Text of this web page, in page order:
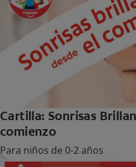
Cartilla: Sonrisas
comienzo
Para niños de 0-2 años